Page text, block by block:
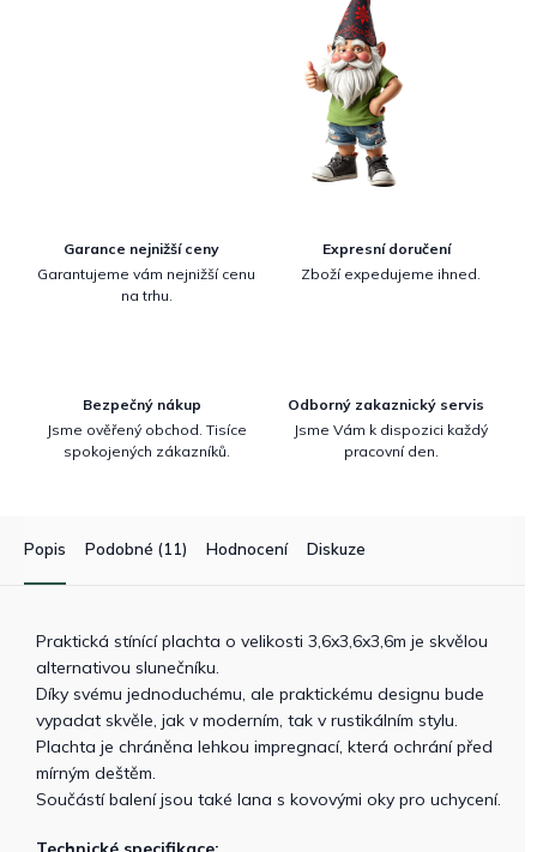
Garance nejnižší ceny
Garantujeme vám nejnižší cenu
na trhu.
Expresní doručení
Zboží expedujeme ihned.
Bezpečný nákup
Jsme ověřený obchod. Tisíce
spokojených zákazníků.
Odborný zakaznický servis
Jsme Vám k dispozici každý
pracovní den.
Popis Podobné (11) Hodnocení Diskuze
Praktická stínící plachta o velikosti 3,6x3,6x3,6m je skvělou
alternativou slunečníku.
Díky svému jednoduchému, ale praktickému designu bude
vypadat skvěle, jak v moderním, tak v rustikálním stylu.
Plachta je chráněna lehkou impregnací, která ochrání před
mírným deštěm.
Součástí balení jsou také lana s kovovými oky pro uchycení.